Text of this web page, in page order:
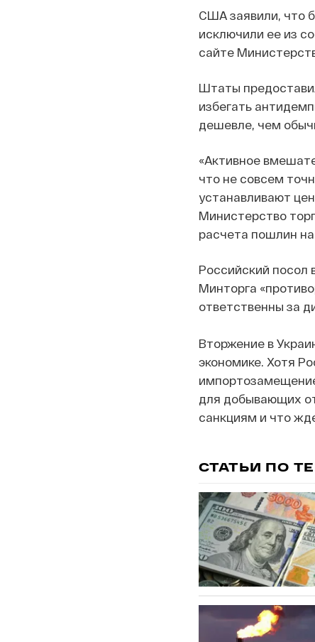
США заявили, что
исключили ее из
сайте
Штаты
избегать
дешевле, чем
«Активное
что не совсем
устанавливают
Министерство
расчета пошлин
Российский
Минторга
ответственны за
Вторжение в
экономике. Хотя
для добывающих
санкциям и что
СТАТЬИ ПО